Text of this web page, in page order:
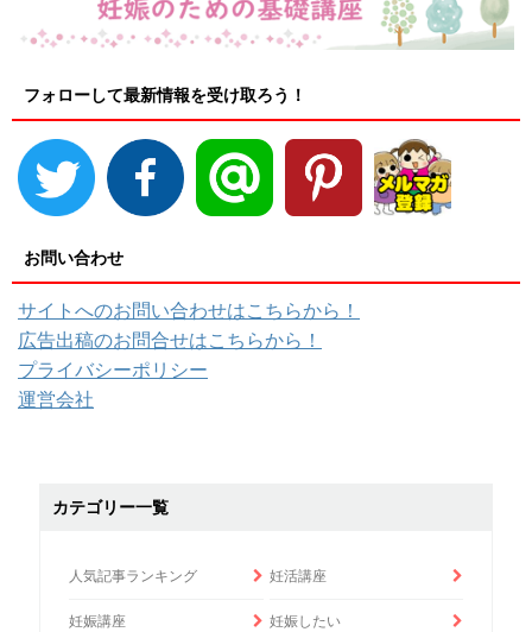
フォローして最新情報を受け取ろう！
お問い合わせ
サイトへのお問い合わせはこちらから！
広告出稿のお問合せはこちらから！
プライバシーポリシー
運営会社
カテゴリー一覧
人気記事ランキング 妊活講座
妊娠講座 妊娠したい